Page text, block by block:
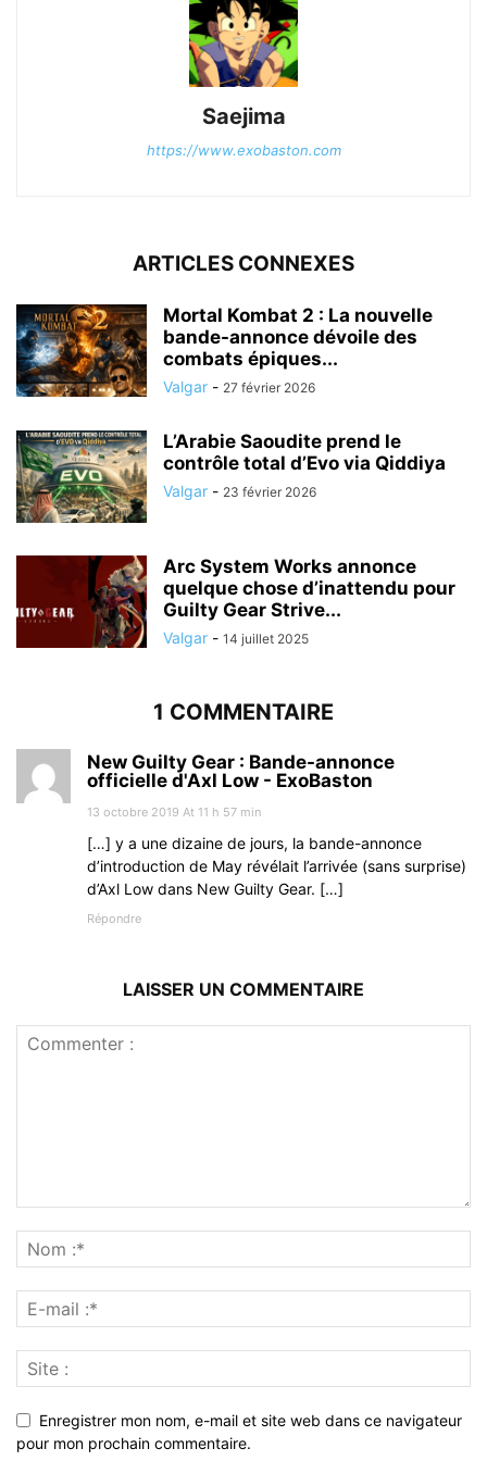
Saejima
https://www.exobaston.com
ARTICLES CONNEXES
Mortal Kombat 2 : La nouvelle
bande-annonce dévoile des
combats épiques...
Valgar - 27 février 2026
L’Arabie Saoudite prend le
contrôle total d’Evo via Qiddiya
Valgar - 23 février 2026
Arc System Works annonce
quelque chose d’inattendu pour
Guilty Gear Strive...
Valgar - 14 juillet 2025
1 COMMENTAIRE
New Guilty Gear : Bande-annonce
officielle d'Axl Low - ExoBaston
13 octobre 2019 At 11 h 57 min
[…] y a une dizaine de jours, la bande-annonce
d’introduction de May révélait l’arrivée (sans surprise)
d’Axl Low dans New Guilty Gear. […]
Répondre
LAISSER UN COMMENTAIRE
Enregistrer mon nom, e-mail et site web dans ce navigateur
pour mon prochain commentaire.